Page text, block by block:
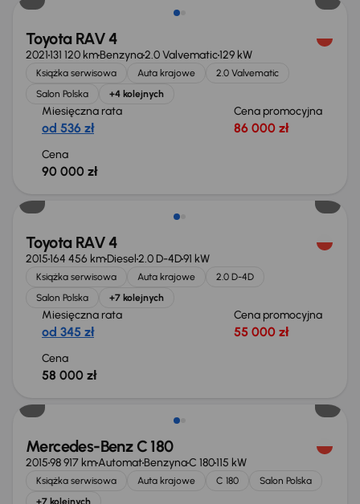
Toyota RAV 4
2021131 120 kmBenzyna2.0 Valvematic129 kW
Książka serwisowa Auta krajowe
2.0 Valvematic
Salon Polska
+4 kolejnych
Miesięczna rata
od 536 zł
Cena promocyjna
86 000 zł
Cena
90 000 zł
Toyota RAV 4
2015164 456 kmDiesel2.0 D-4D91 kW
Książka serwisowa Auta krajowe
2.0 D-4D
Salon Polska
+7 kolejnych
Miesięczna rata
od 345 zł
Cena promocyjna
55 000 zł
Cena
58 000 zł
Mercedes-Benz C 180
201598 917 kmAutomatBenzynaC 180115 kW
Książka serwisowa Auta krajowe C 180
Salon Polska
+7 kolejnych